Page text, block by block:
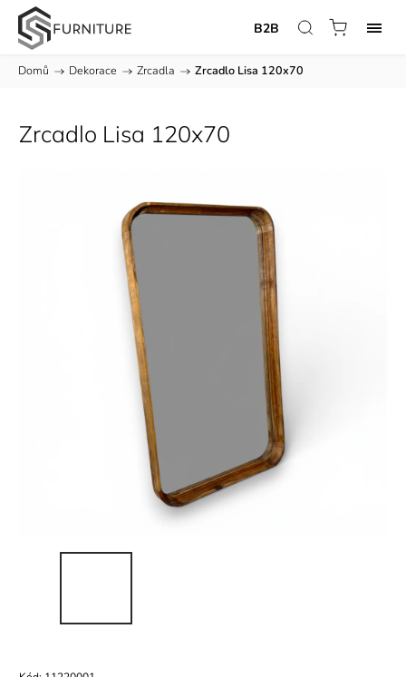
B2B
Domů / Dekorace / Zrcadla / Zrcadlo Lisa 120x70
Zrcadlo Lisa 120x70